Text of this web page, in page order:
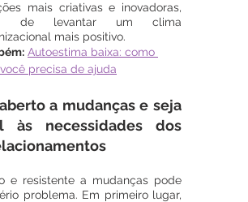
mais criativas e inovadoras,
de levantar um clima
mais positivo.
Autoestima baixa: como
precisa de ajuda
a mudanças e seja
às necessidades dos
e resistente a mudanças pode
problema. Em primeiro lugar,